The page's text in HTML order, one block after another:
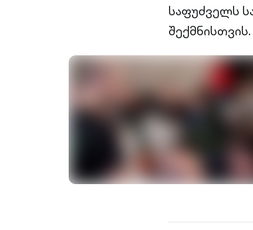
საფუძველს
შექმნისთვის.